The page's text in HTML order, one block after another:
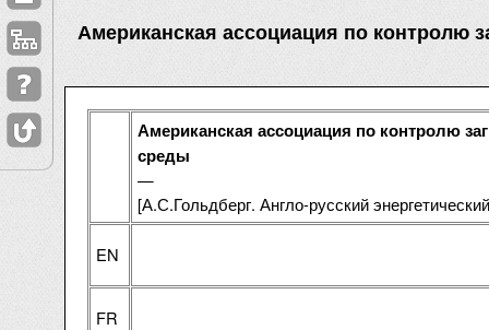
Американская ассоциация по контролю
Американская ассоциация по контролю
среды
—
[А.С.Гольдберг. Англо-русский
EN
FR